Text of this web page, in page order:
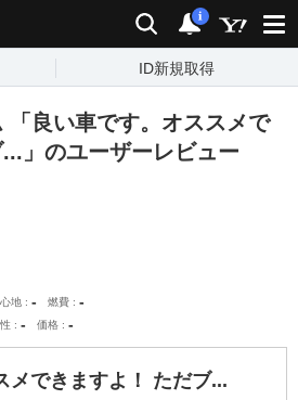
検索 通知
i
ID新規取得
「良い車です。オススメで
」のユーザーレビュー
地 - 燃費 -
- 価格 -
メできますよ！ ただブ...